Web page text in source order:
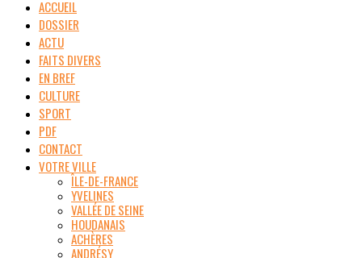
ACCUEIL
DOSSIER
ACTU
FAITS DIVERS
EN BREF
CULTURE
SPORT
PDF
CONTACT
VOTRE VILLE
ÎLE-DE-FRANCE
YVELINES
VALLÉE DE SEINE
HOUDANAIS
ACHÈRES
ANDRÉSY